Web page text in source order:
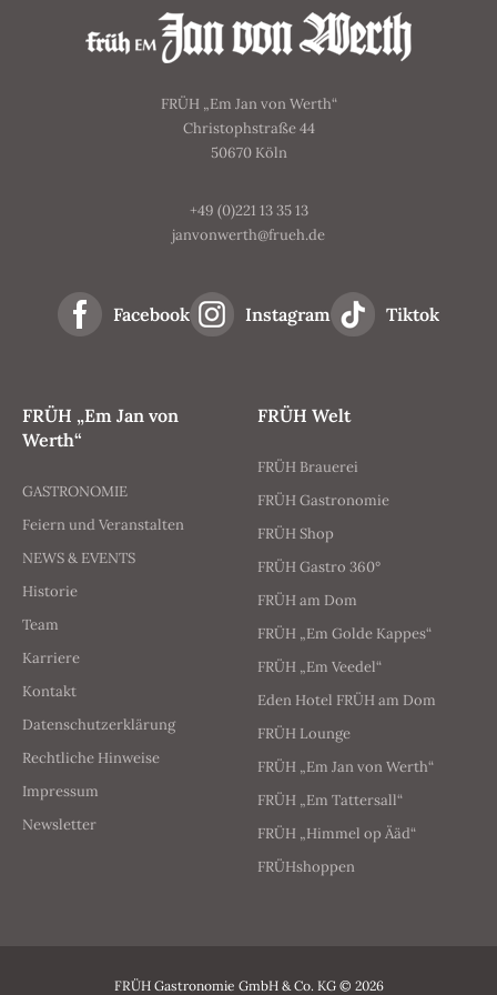
FRÜH „Em Jan von Werth“
Christophstraße 44
50670 Köln
+49 (0)221 13 35 13
janvonwerth@frueh.de
Facebook Instagram Tiktok
FRÜH „Em Jan von
Werth“
GASTRONOMIE
Feiern und Veranstalten
NEWS & EVENTS
Historie
Team
Karriere
Kontakt
Datenschutzerklärung
Rechtliche Hinweise
Impressum
Newsletter
FRÜH Welt
FRÜH Brauerei
FRÜH Gastronomie
FRÜH Shop
FRÜH Gastro 360°
FRÜH am Dom
FRÜH „Em Golde Kappes“
FRÜH „Em Veedel“
Eden Hotel FRÜH am Dom
FRÜH Lounge
FRÜH „Em Jan von Werth“
FRÜH „Em Tattersall“
FRÜH „Himmel op Ääd“
FRÜHshoppen
FRÜH Gastronomie GmbH & Co. KG © 2026